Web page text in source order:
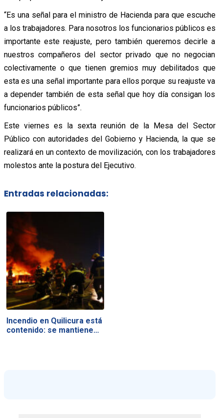
“Es una señal para el ministro de Hacienda para que escuche
a los trabajadores. Para nosotros los funcionarios públicos es
importante este reajuste, pero también queremos decirle a
nuestros compañeros del sector privado que no negocian
colectivamente o que tienen gremios muy debilitados que
esta es una señal importante para ellos porque su reajuste va
a depender también de esta señal que hoy día consigan los
funcionarios públicos”.
Este viernes es la sexta reunión de la Mesa del Sector
Público con autoridades del Gobierno y Hacienda, la que se
realizará en un contexto de movilización, con los trabajadores
molestos ante la postura del Ejecutivo.
Entradas relacionadas:
Incendio en Quilicura está
contenido: se mantiene…